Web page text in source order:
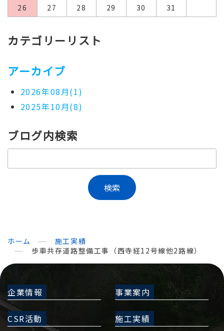
26
27 28 29 30 31
カテゴリーリスト
アーカイブ
2026年08月(1)
2025年10月(8)
ブログ内検索
ホーム
施工実績
歩車共存道路整備工事（西寺経12号線他2路線）
企業情報 事業案内
CSR活動 施工実績